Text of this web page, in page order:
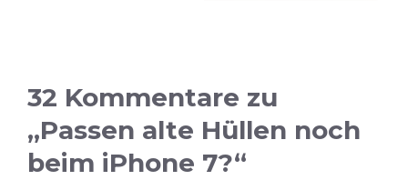
32 Kommentare zu
„Passen alte Hüllen noch
beim iPhone 7?“